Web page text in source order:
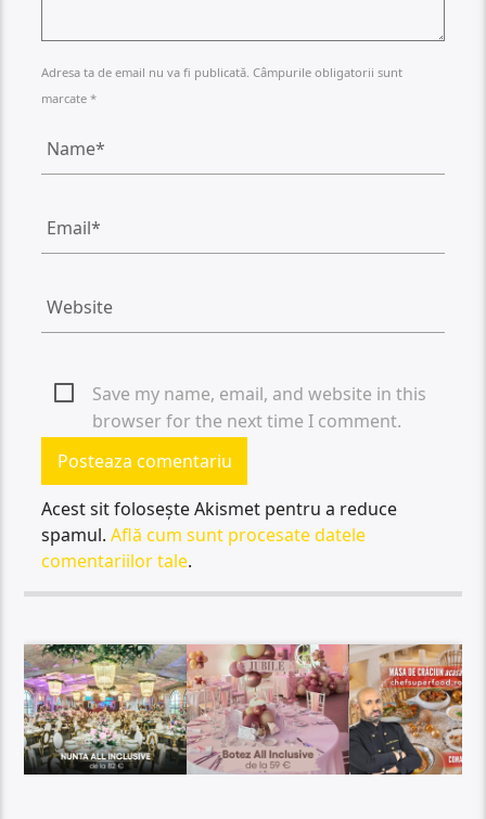
Adresa ta de email nu va fi publicată. Câmpurile obligatorii sunt
marcate *
Save my name, email, and website in this
browser for the next time I comment.
Acest sit folosește Akismet pentru a reduce
spamul.Află cum sunt procesate datele
comentariilor tale.